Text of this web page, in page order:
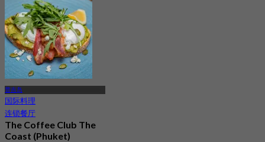
普吉岛
国际料理
连锁餐厅
The Coffee Club The
Coast (Phuket)